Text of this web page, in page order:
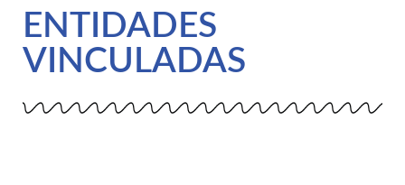
ENTIDADES
VINCULADAS